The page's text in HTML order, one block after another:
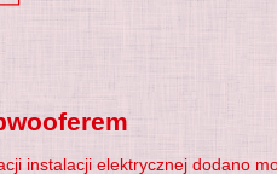
instalacji elektrycznej dodano